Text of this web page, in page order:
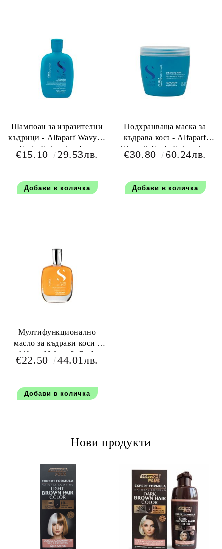
Шампоан за изразителни
къдрици - Alfaparf Wavy &
Curly Enhancing Low
Shampoo 250 мл
€15.10 29.53лв.
Подхранваща маска за
къдрава коса - Alfaparf
Wavy & Curly Enhancing
Mask 500 мл
€30.80 60.24лв.
Мултифункционално
масло за къдрави коси -
Alfaparf Wavy & Curls
Multi-Benefit Oli 100 мл
€22.50 44.01лв.
Нови продукти